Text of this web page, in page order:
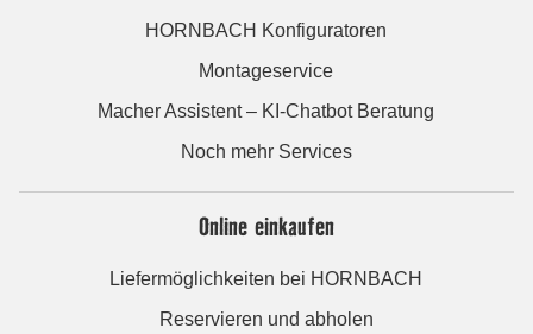
HORNBACH Konfiguratoren
Montageservice
Macher Assistent – KI-Chatbot Beratung
Noch mehr Services
Online einkaufen
Liefermöglichkeiten bei HORNBACH
Reservieren und abholen